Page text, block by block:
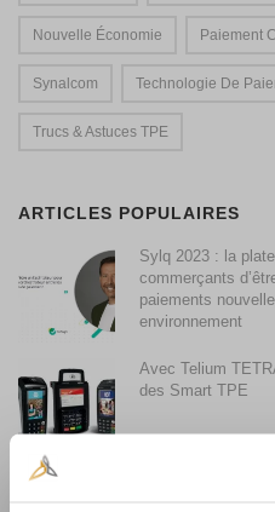
Nouvelle Économie Paiement
Synalcom Technologie De
Trucs & Astuces TPE
ARTICLES POPULAIRES
Sylq 2023 : la
commerçants
paiements
environnement
Avec Telium
des Smart TPE